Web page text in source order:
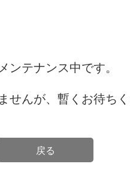
ンテナンス中です。
せんが、暫くお待ちく
戻る